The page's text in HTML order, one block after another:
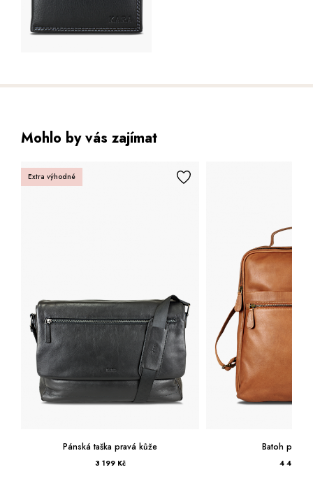
Mohlo by vás zajímat
Batoh pravá kůže
4 499 Kč
Pánská taška
2 799